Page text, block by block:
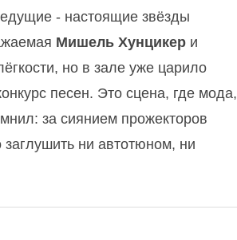
- настоящие звёзды
Мишель Хунцикер и
но в зале уже царило
песен. Это сцена, где мода,
за сиянием прожекторов
ни автотюном, ни